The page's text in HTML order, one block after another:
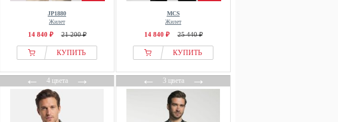
JP1880
Жилет
14 840 ₽ 21 200 ₽
КУПИТЬ
MCS
Жилет
14 840 ₽ 25 440 ₽
КУПИТЬ
←4 цвета→ ←3 цвета→